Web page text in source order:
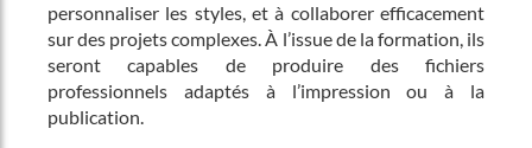
personnaliser les styles, et à collaborer efficacement
sur des projets complexes. À l’issue de la formation, ils
seront capables de produire des fichiers
professionnels adaptés à l’impression ou à la
publication.